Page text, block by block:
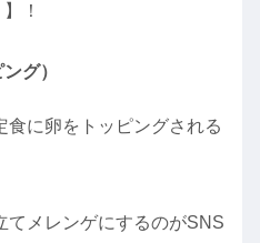
！
グ）
食に卵をトッピングされる
てメレンゲにするのがSNS